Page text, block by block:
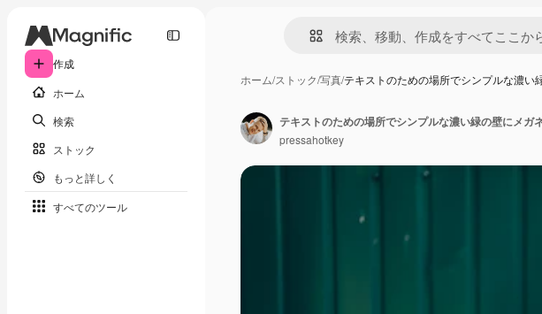
作成
ホーム
検索
ストック
もっと詳しく
すべてのツール
ホーム/ストック/写真/テキストのための場所でシンプルな濃い
pressahotkey